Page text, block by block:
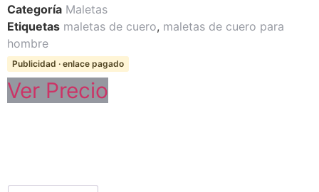
Categoría Maletas
Etiquetas maletas de cuero, maletas de cuero para
hombre
Publicidad · enlace pagado
Ver Precio